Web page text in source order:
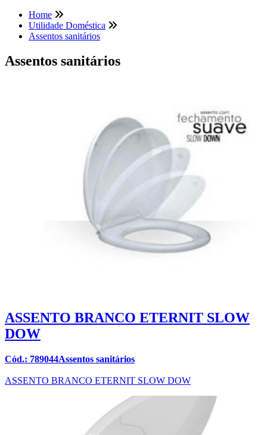
Home
Utilidade Doméstica
Assentos sanitários
Assentos sanitários
ASSENTO BRANCO ETERNIT SLOW
DOW
Cód.: 789044Assentos sanitários
ASSENTO BRANCO ETERNIT SLOW DOW